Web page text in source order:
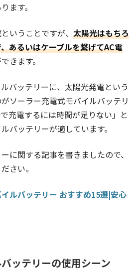
ます。
いうことですが、 太陽光はもちろ
あるいはケーブルを繋げてAC電
きます。
バッテリーに、太陽光発電という
ソーラー充電式モバイルバッテリ
充電するには時間が足りない」と
バッテリーが適しています。
に関する記事を書きましたので、
さい。
ルバッテリー おすすめ15選|安心
ッテリーの使用シーン